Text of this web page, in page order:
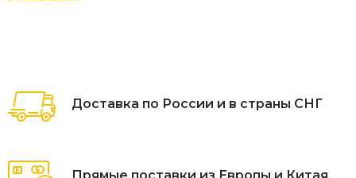
Доставка по России и в страны СНГ